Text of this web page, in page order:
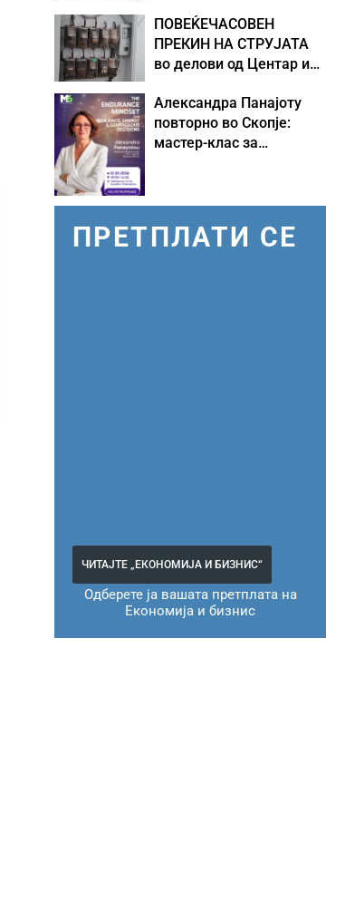
ПОВЕЌЕЧАСОВЕН
ПРЕКИН НА СТРУЈАТА
во делови од Центар и
Александра Панајоту
повторно во Скопје:
мастер-клас за
ПРЕТПЛАТИ СЕ
ЧИТАЈТЕ „ЕКОНОМИЈА И БИЗНИС“
Одберете ја вашата претплата на
Економија и бизнис